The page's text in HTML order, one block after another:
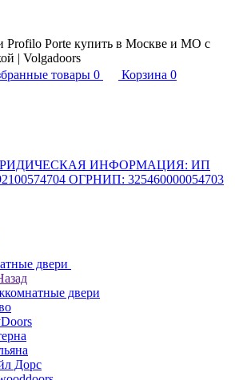
Profilo Porte купить в Москве и МО с
| Volgadoors
товары 0 Корзина 0
ИНФОРМАЦИЯ: ИП
ОГРНИП: 325460000054703
двери
двери
Дорс